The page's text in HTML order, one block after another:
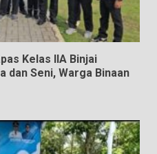
Kelas IIA Binjai
dan Seni, Warga Binaan